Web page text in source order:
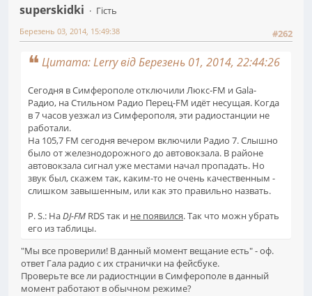
superskidki
Гість
#262
Березень 03, 2014, 15:49:38
Цитата: Lerry від Березень 01, 2014, 22:44:26
Сегодня в Симферополе отключили Люкс-FM и Gala-
Радио, на Стильном Радио Перец-FM идёт несущая. Когда
в 7 часов уезжал из Симферополя, эти радиостанции не
работали.
На 105,7 FM сегодня вечером включили Радио 7. Слышно
было от железнодорожного до автовокзала. В районе
автовокзала сигнал уже местами начал пропадать. Но
звук был, скажем так, каким-то не очень качественным -
слишком завышенным, или как это правильно назвать.
P. S.: НаDJ-FM RDS так и не появился. Так что можн убрать
его из таблицы.
"Мы все проверили! В данный момент вещание есть" - оф.
ответ Гала радио с их странички на фейсбуке.
Проверьте все ли радиостнции в Симферополе в данный
момент работают в обычном режиме?